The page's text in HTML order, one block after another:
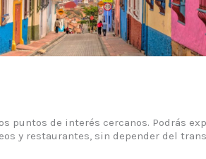
puntos de interés cercanos. Podrás
y restaurantes, sin depender del